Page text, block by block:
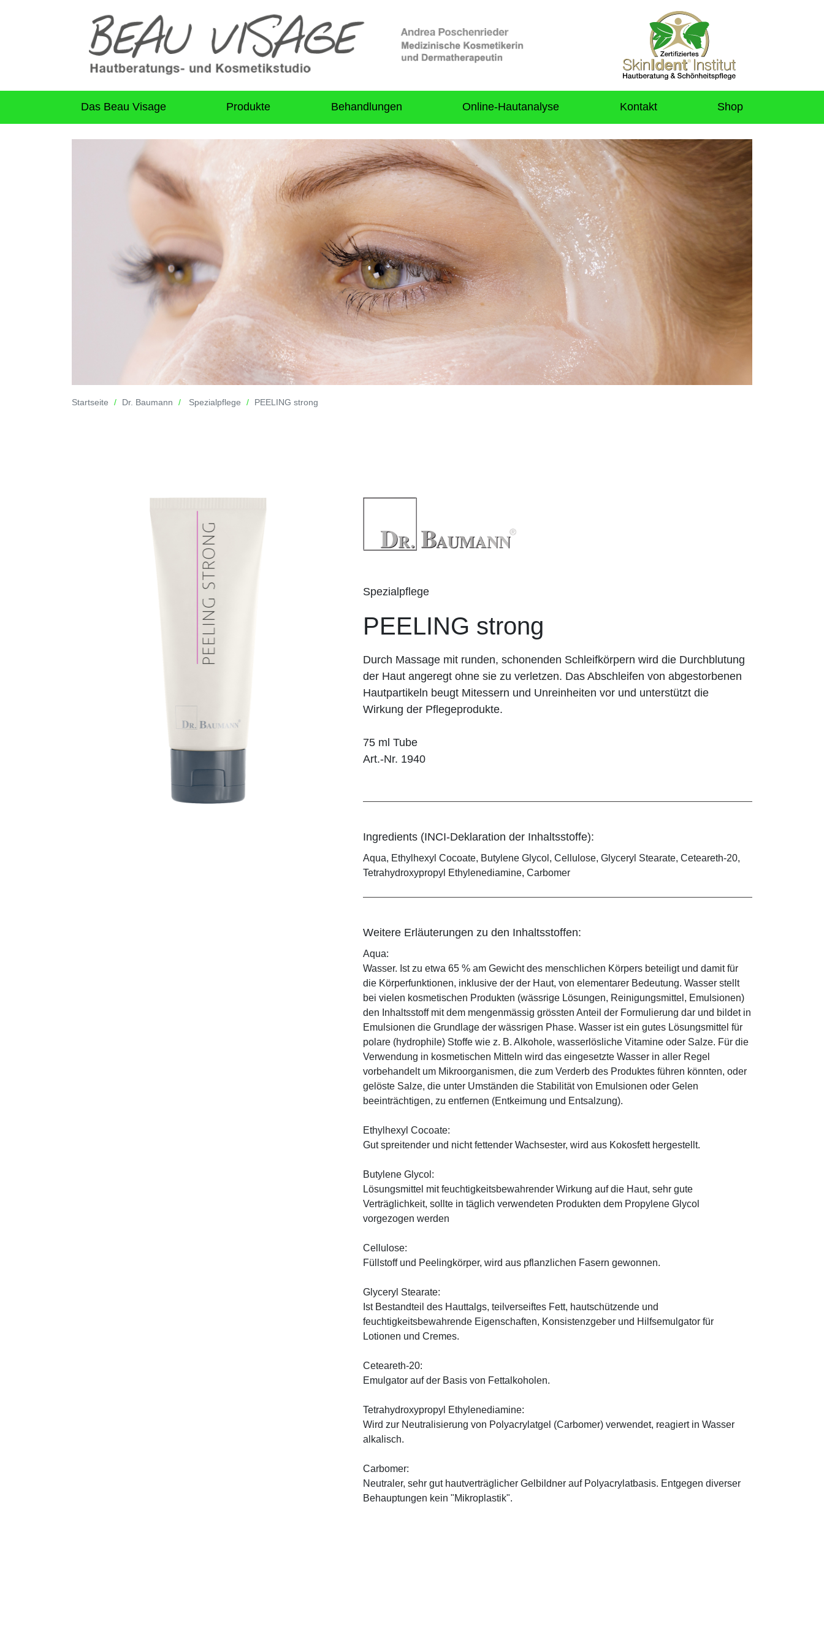
Das Beau Visage Produkte Behandlungen Online-Hautanalyse Kontakt Shop
Startseite Dr. Baumann Spezialpflege PEELING strong
Spezialpflege
PEELING strong
Durch Massage mit runden, schonenden Schleif­körpern wird die Durchblutung
der Haut angeregt ohne sie zu verletzen. Das Abschleifen von abgestorbenen
Hautpartikeln beugt Mitessern und Unreinheiten vor und unterstützt die
Wirkung der Pflegeprodukte.
75 ml Tube
Art.-Nr. 1940
Ingredients (INCI-Deklaration der Inhaltsstoffe):
Aqua, Ethylhexyl Cocoate, Butylene Glycol, Cellulose, Glyceryl Stearate, Ceteareth-20,
Tetrahydroxypropyl Ethylenediamine, Carbomer
Weitere Erläuterungen zu den Inhaltsstoffen:
Aqua:
Wasser. Ist zu etwa 65 % am Gewicht des menschlichen Körpers beteiligt und damit für
die Körperfunktionen, inklusive der der Haut, von elementarer Bedeutung. Wasser stellt
bei vielen kosmetischen Produkten (wässrige Lösungen, Reinigungsmittel, Emulsionen)
den Inhaltsstoff mit dem mengenmässig grössten Anteil der Formulierung dar und bildet in
Emulsionen die Grundlage der wässrigen Phase. Wasser ist ein gutes Lösungsmittel für
polare (hydrophile) Stoffe wie z. B. Alkohole, wasserlösliche Vitamine oder Salze. Für die
Verwendung in kosmetischen Mitteln wird das eingesetzte Wasser in aller Regel
vorbehandelt um Mikroorganismen, die zum Verderb des Produktes führen könnten, oder
gelöste Salze, die unter Umständen die Stabilität von Emulsionen oder Gelen
beeinträchtigen, zu entfernen (Entkeimung und Entsalzung).
Ethylhexyl Cocoate:
Gut spreitender und nicht fettender Wachsester, wird aus Kokosfett hergestellt.
Butylene Glycol:
Lösungsmittel mit feuchtigkeitsbewahrender Wirkung auf die Haut, sehr gute
Verträglichkeit, sollte in täglich verwendeten Produkten dem Propylene Glycol
vorgezogen werden
Cellulose:
Füllstoff und Peelingkörper, wird aus pflanzlichen Fasern gewonnen.
Glyceryl Stearate:
Ist Bestandteil des Hauttalgs, teilverseiftes Fett, hautschützende und
feuchtigkeitsbewahrende Eigenschaften, Konsistenzgeber und Hilfsemulgator für
Lotionen und Cremes.
Ceteareth-20:
Emulgator auf der Basis von Fettalkoholen.
Tetrahydroxypropyl Ethylenediamine:
Wird zur Neutralisierung von Polyacrylatgel (Carbomer) verwendet, reagiert in Wasser
alkalisch.
Carbomer:
Neutraler, sehr gut hautverträglicher Gelbildner auf Polyacrylatbasis. Entgegen diverser
Behauptungen kein "Mikroplastik".